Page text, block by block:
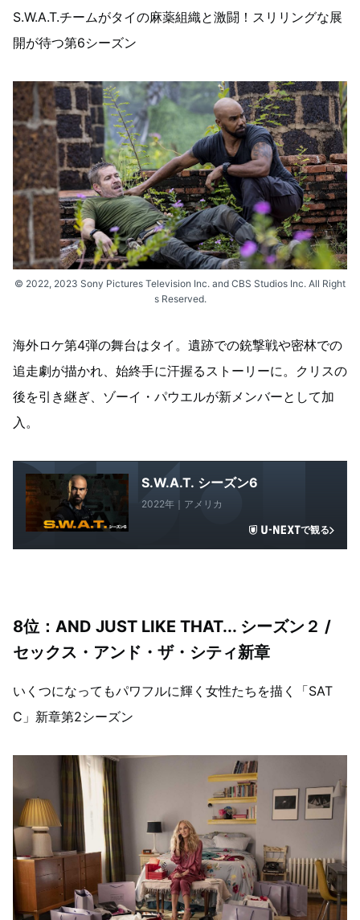
S.W.A.T.チームがタイの麻薬組織と激闘！スリリングな展
開が待つ第6シーズン
© 2022, 2023 Sony Pictures Television Inc. and CBS Studios Inc. All Right
s Reserved.
海外ロケ第4弾の舞台はタイ。遺跡での銃撃戦や密林での
追走劇が描かれ、始終手に汗握るストーリーに。クリスの
後を引き継ぎ、ゾーイ・パウエルが新メンバーとして加
入。
S.W.A.T. シーズン6
2022年｜アメリカ
で観る
8位：AND JUST LIKE THAT... シーズン２ /
セックス・アンド・ザ・シティ新章
いくつになってもパワフルに輝く女性たちを描く「SAT
C」新章第2シーズン